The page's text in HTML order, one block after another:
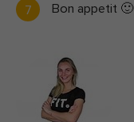
Bon appetit 🙂